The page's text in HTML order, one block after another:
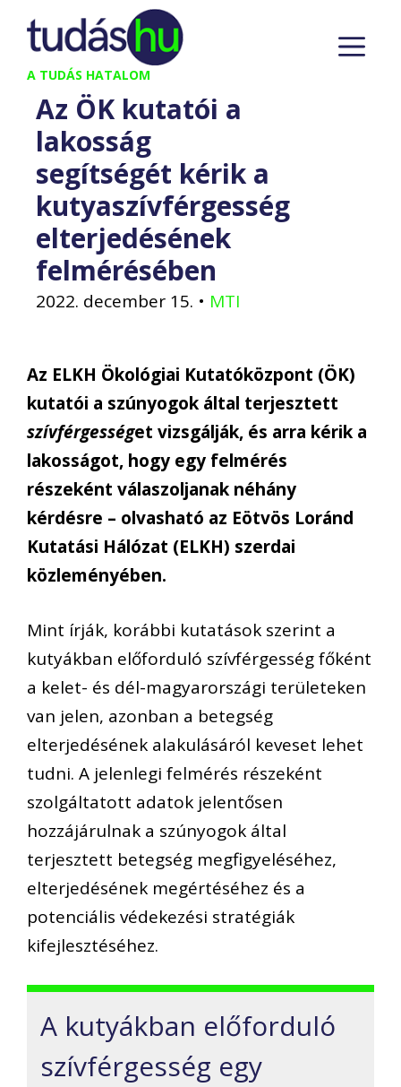
Kilépés
tartalomba
A TUDÁS HATALOM
Az ÖK kutatói a
lakosság
segítségét kérik a
kutyaszívférgesség
elterjedésének
felmérésében
2022. december 15. • MTI
Az ELKH Ökológiai Kutatóközpont (ÖK)
kutatói a szúnyogok által terjesztett
szívférgességet vizsgálják, és arra kérik a
lakosságot, hogy egy felmérés
részeként válaszoljanak néhány
kérdésre – olvasható az Eötvös Loránd
Kutatási Hálózat (ELKH) szerdai
közleményében.
Mint írják, korábbi kutatások szerint a
kutyákban előforduló szívférgesség főként
a kelet- és dél-magyarországi területeken
van jelen, azonban a betegség
elterjedésének alakulásáról keveset lehet
tudni. A jelenlegi felmérés részeként
szolgáltatott adatok jelentősen
hozzájárulnak a szúnyogok által
terjesztett betegség megfigyeléséhez,
elterjedésének megértéséhez és a
potenciális védekezési stratégiák
kifejlesztéséhez.
A kutyákban előforduló
szívférgesség egy